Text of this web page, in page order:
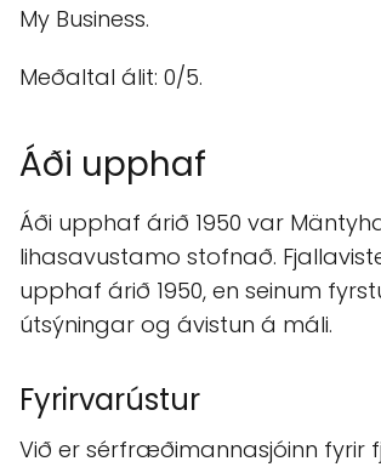
My Business.
Meðaltal álit: 0/5.
Áði upphaf
Áði upphaf árið 1950 var
lihasavustamo stofnað.
upphaf árið 1950, en seinum
útsýningar og ávistun á máli.
Fyrirvarústur
Við er sérfræðimannasjóinn fyrir